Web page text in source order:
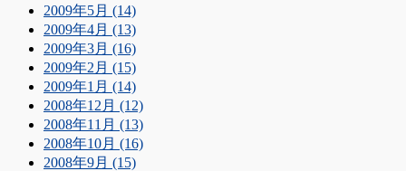
2009年5月 (14)
2009年4月 (13)
2009年3月 (16)
2009年2月 (15)
2009年1月 (14)
2008年12月 (12)
2008年11月 (13)
2008年10月 (16)
2008年9月 (15)